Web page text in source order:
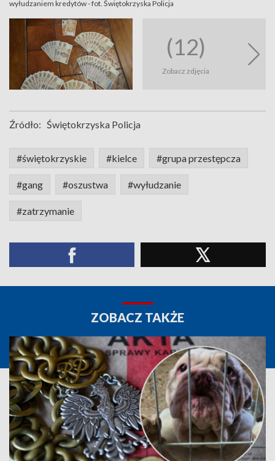
wyłudzaniem kredytów - fot. Świętokrzyska Policja
(12)
Zobacz zdjęcia
Źródło: Świętokrzyska Policja
#świętokrzyskie #kielce #grupa przestępcza
#gang #oszustwa #wyłudzanie
#zatrzymanie
ZOBACZ TAKŻE